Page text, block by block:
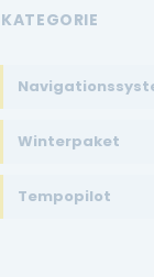
KATEGORIE
Winterpaket
Tempopilot